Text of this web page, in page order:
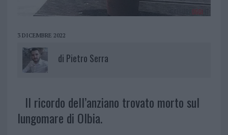
3 DICEMBRE 2022
di Pietro Serra
Il ricordo dell’anziano trovato morto sul
lungomare di Olbia.